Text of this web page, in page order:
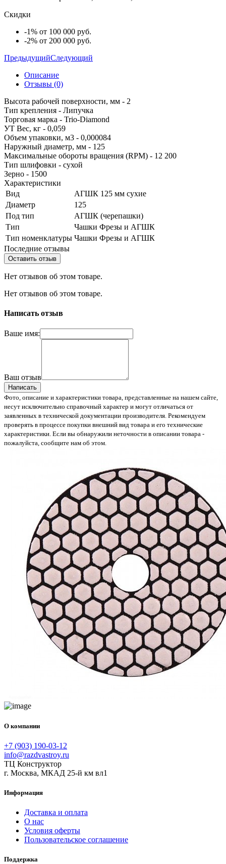
Скидки
-1% от 100 000 руб.
-2% от 200 000 руб.
ПредыдущийСледующий
Описание
Отзывы (0)
Высота рабочей поверхности, мм - 2
Тип крепления - Липучка
Торговая марка - Trio-Diamond
УТ Вес, кг - 0,059
Объем упаковки, м3 - 0,000084
Наружный диаметр, мм - 125
Максимальные обороты вращения (RPM) - 12 200
Тип шлифовки - сухой
Зерно - 1500
Характеристики
Вид
АГШК 125 мм сухие
Диаметр
125
Под тип
АГШК (черепашки)
Тип
Чашки Фрезы и АГШК
Тип номенклатуры Чашки Фрезы и АГШК
Последние отзывы
Оставить отзыв
Нет отзывов об этом товаре.
Нет отзывов об этом товаре.
Написать отзыв
Ваше имя:
Ваш отзыв
Написать
Фото, описание и характеристики товара, представленные на нашем сайте,
несут исключительно справочный характер и могут отличаться от
заявленных в технической документации производителя. Рекомендуем
проверять в процессе покупки внешний вид товара и его технические
характеристики. Если вы обнаружили неточности в описании товара -
пожалуйста, сообщите нам об этом.
О компании
+7 (903) 190-03-12
info@razdvastroy.ru
ТЦ Конструктор
г. Москва, МКАД 25-й км вл1
Информация
Доставка и оплата
О нас
Условия оферты
Пользовательское соглашение
Поддержка